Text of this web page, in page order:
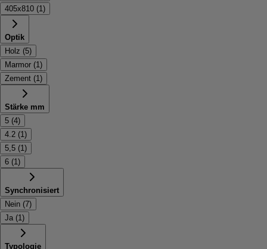
405x810 (1 )
Optik
Holz (5)
Marmor (1 )
Zement (1 )
Stärke mm
5 (4)
4.2 (1 )
5,5 (1 )
6 (1 )
Synchronisiert
Nein (7)
Ja (1 )
Typologie